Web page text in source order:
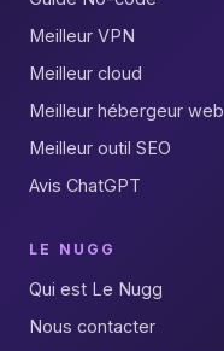
Meilleur VPN
Meilleur cloud
Meilleur hébergeur web
Meilleur outil SEO
Avis ChatGPT
LE NUGG
Qui est Le Nugg
Nous contacter